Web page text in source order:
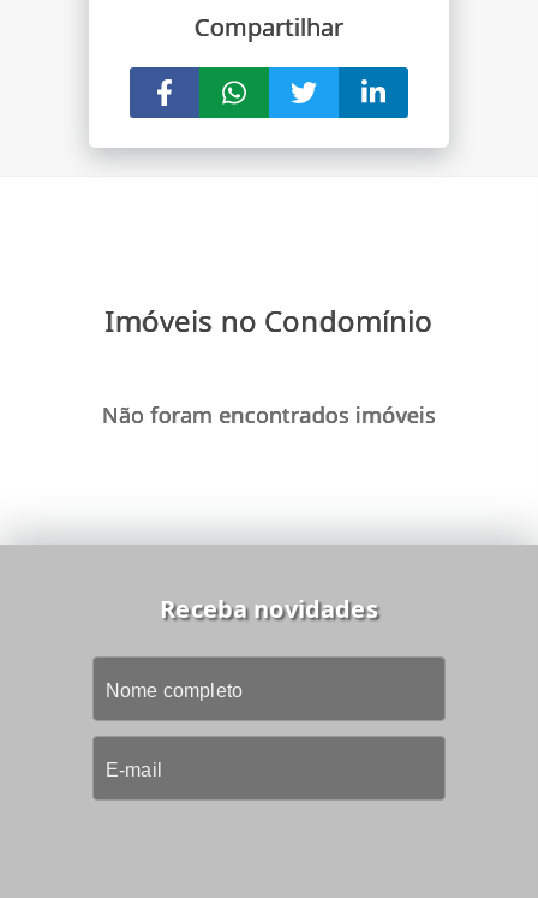
Compartilhar
Imóveis no Condomínio
Não foram encontrados imóveis
Receba novidades